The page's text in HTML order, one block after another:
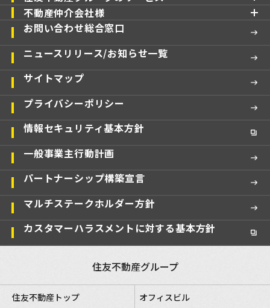
不動産仲介会社様
お問い合わせ総合窓口
ニュースリリース/お知らせ一覧
サイトマップ
プライバシーポリシー
情報セキュリティ基本方針
一般事業主行動計画
パートナーシップ構築宣言
マルチステークホルダー方針
カスタマーハラスメントに対する基本方針
住友不動産グループ
住友不動産トップ
オフィスビル